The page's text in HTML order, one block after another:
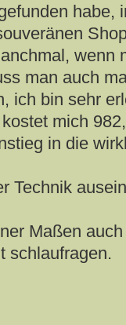
habe,
wenn
man auch
ich bin sehr
mich
in die
Technik
Maßen
schlaufragen.